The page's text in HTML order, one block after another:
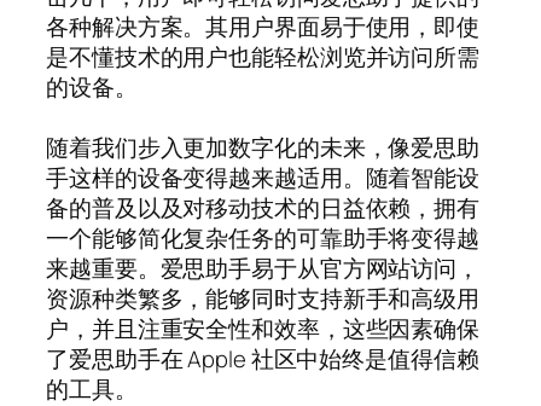
各种解决方案。其用户界面易于使用，即使
是不懂技术的用户也能轻松浏览并访问所需
的设备。
随着我们步入更加数字化的未来，像爱思助
手这样的设备变得越来越适用。随着智能设
备的普及以及对移动技术的日益依赖，拥有
一个能够简化复杂任务的可靠助手将变得越
来越重要。爱思助手易于从官方网站访问，
资源种类繁多，能够同时支持新手和高级用
户，并且注重安全性和效率，这些因素确保
了爱思助手在 Apple 社区中始终是值得信赖
的工具。